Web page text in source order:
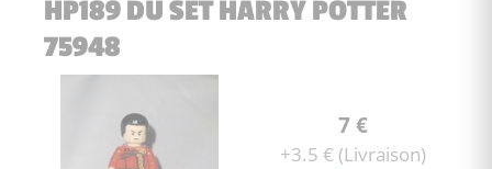
HP189 DU SET HARRY POTTER
75948
7 €
+3.5 € (Livraison)